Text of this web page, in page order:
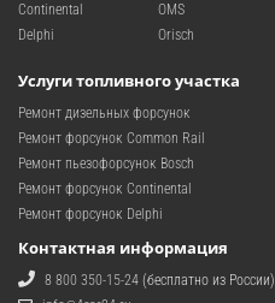
Continental
Delphi
OMS
Orisch
Услуги топливного участка
Ремонт дизельных форсунок
Ремонт форсунок Common Rail
Ремонт пьезофорсунок Bosch
Ремонт форсунок Continental
Ремонт форсунок Delphi
Контактная информация
8 800 350-15-24 (бесплатно из России)